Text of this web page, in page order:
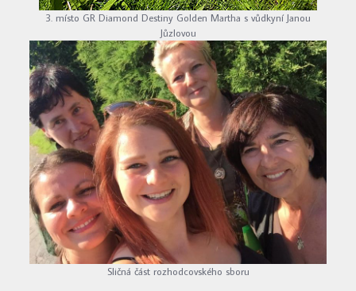
3. místo GR Diamond Destiny Golden Martha s vůdkyní Janou
Jůzlovou
Sličná část rozhodcovského sboru